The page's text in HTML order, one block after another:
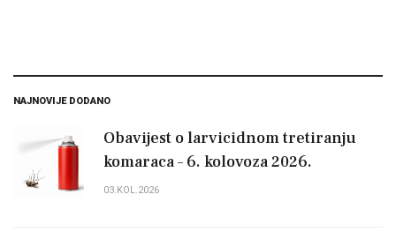
NAJNOVIJE DODANO
Obavijest o larvicidnom tretiranju
komaraca – 6. kolovoza 2026.
03.KOL.2026